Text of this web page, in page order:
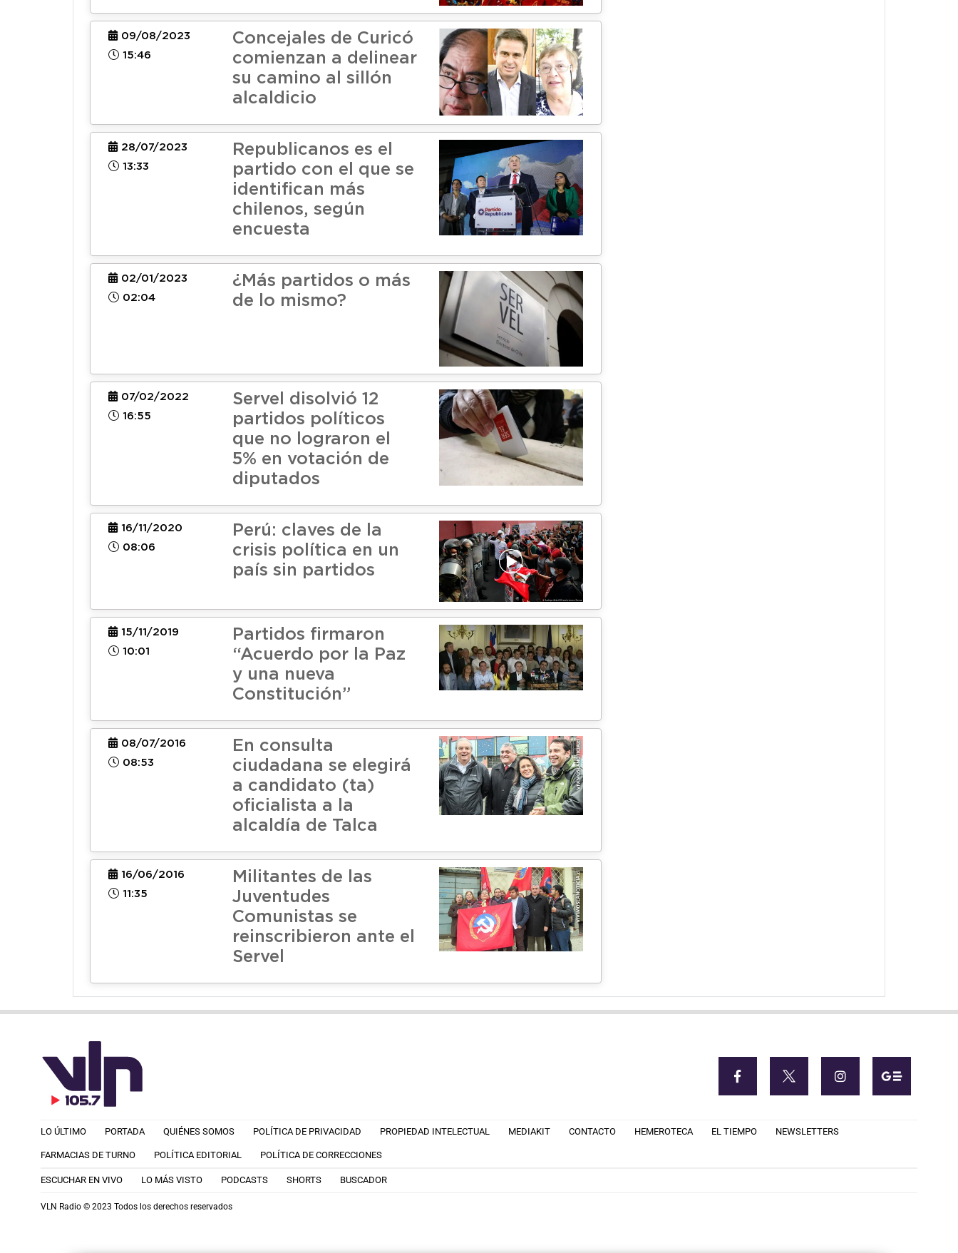
09/08/2023
15:46
Concejales de Curicó
comienzan a delinear
su camino al sillón
alcaldicio
28/07/2023
13:33
Republicanos es el
partido con el que se
identifican más
chilenos, según
encuesta
02/01/2023
02:04
¿Más partidos o más
de lo mismo?
07/02/2022
16:55
Servel disolvió 12
partidos políticos
que no lograron el
5% en votación de
diputados
16/11/2020
08:06
Perú: claves de la
crisis política en un
país sin partidos
15/11/2019
10:01
Partidos firmaron
“Acuerdo por la Paz
y una nueva
Constitución”
08/07/2016
08:53
En consulta
ciudadana se elegirá
a candidato (ta)
oficialista a la
alcaldía de Talca
16/06/2016
11:35
Militantes de las
Juventudes
Comunistas se
reinscribieron ante el
Servel
LO ÚLTIMO PORTADA QUIÉNES SOMOS POLÍTICA DE PRIVACIDAD PROPIEDAD INTELECTUAL MEDIAKIT CONTACTO HEMEROTECA EL TIEMPO NEWSLETTERS
FARMACIAS DE TURNO POLÍTICA EDITORIAL POLÍTICA DE CORRECCIONES
ESCUCHAR EN VIVO LO MÁS VISTO PODCASTS SHORTS BUSCADOR
VLN Radio © 2023 Todos los derechos reservados